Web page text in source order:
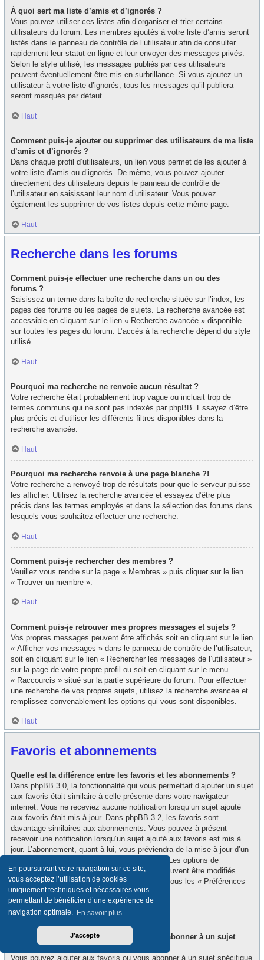
En poursuivant votre navigation sur ce site,
vous acceptez l’utilisation de cookies
uniquement techniques et nécessaires vous
permettant de bénéficier d’une expérience de
navigation optimale. En savoir plus…
J’accepte
À quoi sert ma liste d’amis et d’ignorés ?
Vous pouvez utiliser ces listes afin d’organiser et trier certains
utilisateurs du forum. Les membres ajoutés à votre liste d’amis seront
listés dans le panneau de contrôle de l’utilisateur afin de consulter
rapidement leur statut en ligne et leur envoyer des messages privés.
Selon le style utilisé, les messages publiés par ces utilisateurs
peuvent éventuellement être mis en surbrillance. Si vous ajoutez un
utilisateur à votre liste d’ignorés, tous les messages qu’il publiera
seront masqués par défaut.
Haut
Comment puis-je ajouter ou supprimer des utilisateurs de ma liste
d’amis et d’ignorés ?
Dans chaque profil d’utilisateurs, un lien vous permet de les ajouter à
votre liste d’amis ou d’ignorés. De même, vous pouvez ajouter
directement des utilisateurs depuis le panneau de contrôle de
l’utilisateur en saisissant leur nom d’utilisateur. Vous pouvez
également les supprimer de vos listes depuis cette même page.
Haut
Recherche dans les forums
Comment puis-je effectuer une recherche dans un ou des
forums ?
Saisissez un terme dans la boîte de recherche située sur l’index, les
pages des forums ou les pages de sujets. La recherche avancée est
accessible en cliquant sur le lien « Recherche avancée » disponible
sur toutes les pages du forum. L’accès à la recherche dépend du style
utilisé.
Haut
Pourquoi ma recherche ne renvoie aucun résultat ?
Votre recherche était probablement trop vague ou incluait trop de
termes communs qui ne sont pas indexés par phpBB. Essayez d’être
plus précis et d’utiliser les différents filtres disponibles dans la
recherche avancée.
Haut
Pourquoi ma recherche renvoie à une page blanche ?!
Votre recherche a renvoyé trop de résultats pour que le serveur puisse
les afficher. Utilisez la recherche avancée et essayez d’être plus
précis dans les termes employés et dans la sélection des forums dans
lesquels vous souhaitez effectuer une recherche.
Haut
Comment puis-je rechercher des membres ?
Veuillez vous rendre sur la page « Membres » puis cliquer sur le lien
« Trouver un membre ».
Haut
Comment puis-je retrouver mes propres messages et sujets ?
Vos propres messages peuvent être affichés soit en cliquant sur le lien
« Afficher vos messages » dans le panneau de contrôle de l’utilisateur,
soit en cliquant sur le lien « Rechercher les messages de l’utilisateur »
sur la page de votre propre profil ou soit en cliquant sur le menu
« Raccourcis » situé sur la partie supérieure du forum. Pour effectuer
une recherche de vos propres sujets, utilisez la recherche avancée et
remplissez convenablement les options qui vous sont disponibles.
Haut
Favoris et abonnements
Quelle est la différence entre les favoris et les abonnements ?
Dans phpBB 3.0, la fonctionnalité qui vous permettait d’ajouter un sujet
aux favoris était similaire à celle présente dans votre navigateur
internet. Vous ne receviez aucune notification lorsqu’un sujet ajouté
aux favoris était mis à jour. Dans phpBB 3.2, les favoris sont
davantage similaires aux abonnements. Vous pouvez à présent
recevoir une notification lorsqu’un sujet ajouté aux favoris est mis à
jour. L’abonnement, quant à lui, vous préviendra de la mise à jour d’un
forum ou d’un sujet auquel vous êtes abonné. Les options de
notification des favoris et des abonnements peuvent être modifiés
depuis le panneau de contrôle de l’utilisateur, sous les « Préférences
du forum ».
Haut
Comment puis-je ajouter aux favoris ou m’abonner à un sujet
spécifique ?
Vous pouvez ajouter aux favoris ou vous abonner à un sujet spécifique